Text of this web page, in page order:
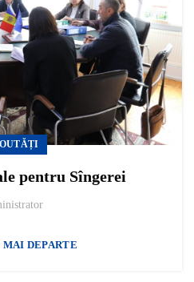
pentru Sîngerei
DEPARTE